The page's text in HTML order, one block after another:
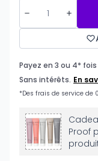
Proof